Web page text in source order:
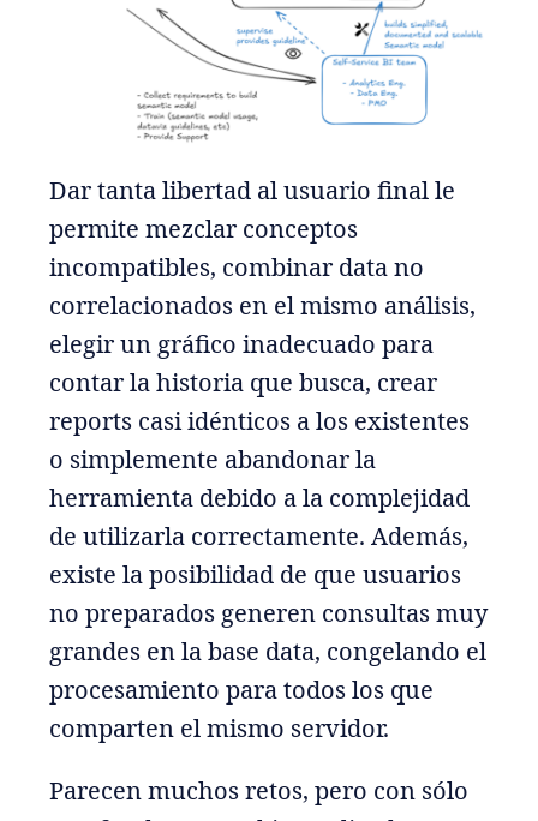
Dar tanta libertad al usuario final le
permite mezclar conceptos
incompatibles, combinar data no
correlacionados en el mismo análisis,
elegir un gráfico inadecuado para
contar la historia que busca, crear
reports casi idénticos a los existentes
o simplemente abandonar la
herramienta debido a la complejidad
de utilizarla correctamente. Además,
existe la posibilidad de que usuarios
no preparados generen consultas muy
grandes en la base data, congelando el
procesamiento para todos los que
comparten el mismo servidor.
Parecen muchos retos, pero con sólo